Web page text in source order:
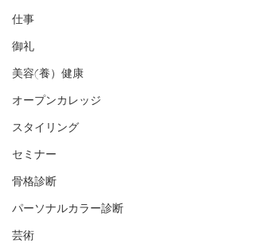
仕事
御礼
美容(養）健康
オープンカレッジ
スタイリング
セミナー
骨格診断
パーソナルカラー診断
芸術